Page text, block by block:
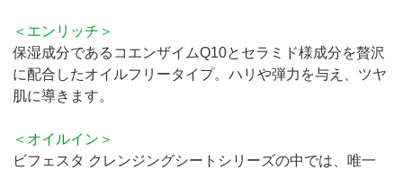
＜エンリッチ＞
保湿成分であるコエンザイムQ10とセラミド様成分を贅沢
に配合したオイルフリータイプ。ハリや弾力を与え、ツヤ
肌に導きます。
＜オイルイン＞
ビフェスタ クレンジングシートシリーズの中では、唯一